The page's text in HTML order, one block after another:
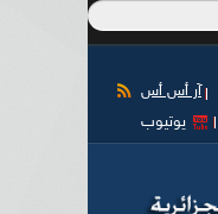
آر أس أس
يوتيوب